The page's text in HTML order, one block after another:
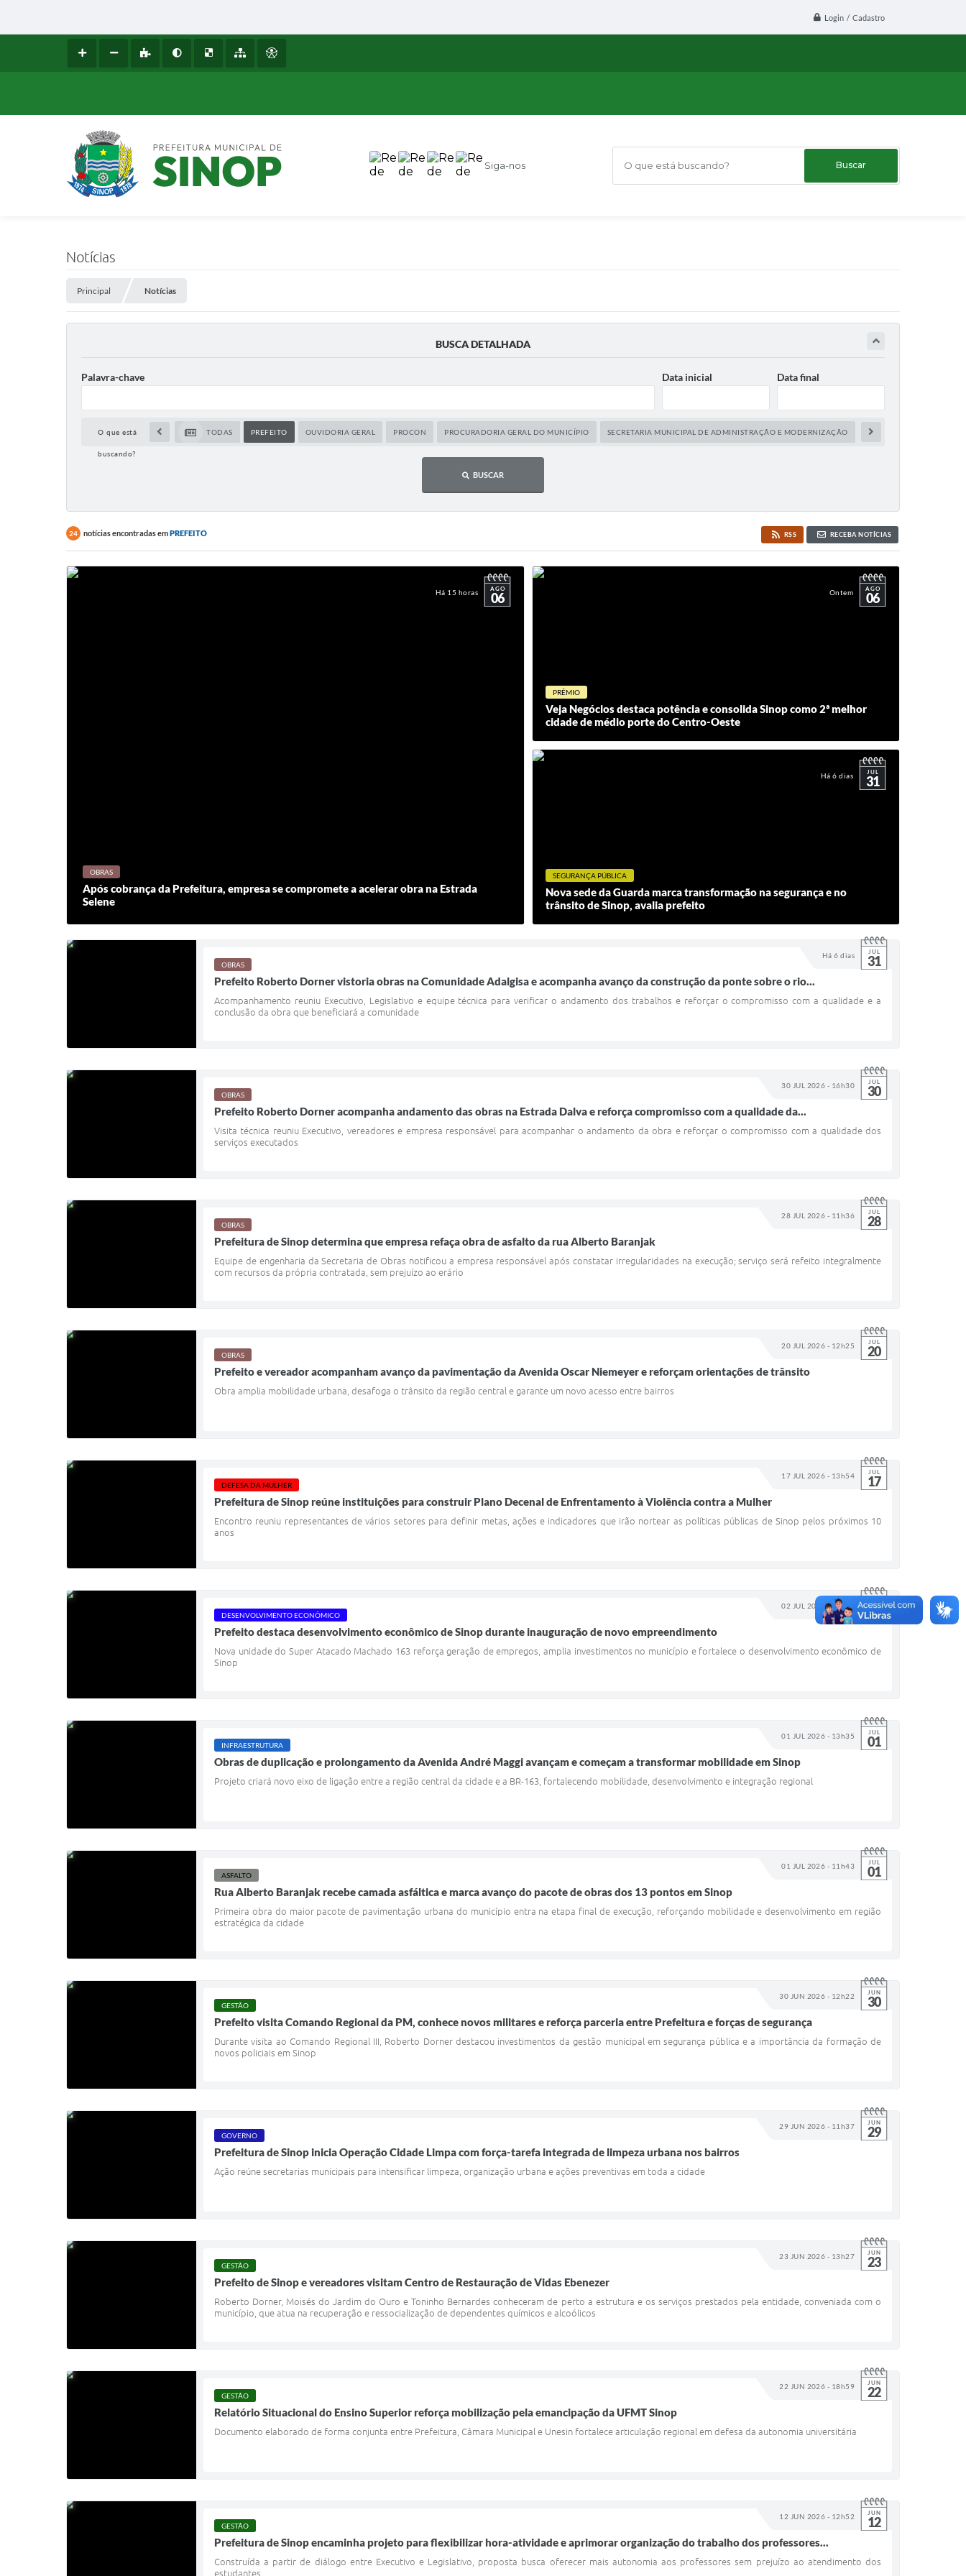
Login / Cadastro
Siga-nos O que está buscando?
Notícias
Principal Notícias
BUSCA DETALHADA
Palavra-chave Data inicial Data final
O que está
buscando?
TODAS PREFEITO OUVIDORIA GERAL PROCON PROCURADORIA GERAL DO MUNICÍPIO SECRETARIA MUNICIPAL DE ADMINISTRAÇÃO E MODERNIZAÇÃO SECRETARIA MUNICIPAL
BUSCAR
24 notícias encontradas emPREFEITO RSS RECEBA NOTÍCIAS
Há 15 horas AGO
06
OBRAS
Após cobrança da Prefeitura, empresa se compromete a acelerar obra na Estrada
Selene
Ontem AGO
06
PRÊMIO
Veja Negócios destaca potência e consolida Sinop como 2ª melhor
cidade de médio porte do Centro-Oeste
Há 6 dias JUL
31
SEGURANÇA PÚBLICA
Nova sede da Guarda marca transformação na segurança e no
trânsito de Sinop, avalia prefeito
Há 6 dias JUL
31
OBRAS
Prefeito Roberto Dorner vistoria obras na Comunidade Adalgisa e acompanha avanço da construção da ponte sobre o rio...
Acompanhamento reuniu Executivo, Legislativo e equipe técnica para verificar o andamento dos trabalhos e reforçar o compromisso com a qualidade e a
conclusão da obra que beneficiará a comunidade
30 JUL 2026 - 16h30 JUL
30
OBRAS
Prefeito Roberto Dorner acompanha andamento das obras na Estrada Dalva e reforça compromisso com a qualidade da...
Visita técnica reuniu Executivo, vereadores e empresa responsável para acompanhar o andamento da obra e reforçar o compromisso com a qualidade dos
serviços executados
28 JUL 2026 - 11h36 JUL
28
OBRAS
Prefeitura de Sinop determina que empresa refaça obra de asfalto da rua Alberto Baranjak
Equipe de engenharia da Secretaria de Obras notificou a empresa responsável após constatar irregularidades na execução; serviço será refeito integralmente
com recursos da própria contratada, sem prejuízo ao erário
20 JUL 2026 - 12h25 JUL
20
OBRAS
Prefeito e vereador acompanham avanço da pavimentação da Avenida Oscar Niemeyer e reforçam orientações de trânsito
Obra amplia mobilidade urbana, desafoga o trânsito da região central e garante um novo acesso entre bairros
17 JUL 2026 - 13h54 JUL
17
DEFESA DA MULHER
Prefeitura de Sinop reúne instituições para construir Plano Decenal de Enfrentamento à Violência contra a Mulher
Encontro reuniu representantes de vários setores para definir metas, ações e indicadores que irão nortear as políticas públicas de Sinop pelos próximos 10
anos
02 JUL 2026 - 14h13 JUL
02
DESENVOLVIMENTO ECONÔMICO
Prefeito destaca desenvolvimento econômico de Sinop durante inauguração de novo empreendimento
Nova unidade do Super Atacado Machado 163 reforça geração de empregos, amplia investimentos no município e fortalece o desenvolvimento econômico de
Sinop
01 JUL 2026 - 13h35 JUL
01
INFRAESTRUTURA
Obras de duplicação e prolongamento da Avenida André Maggi avançam e começam a transformar mobilidade em Sinop
Projeto criará novo eixo de ligação entre a região central da cidade e a BR-163, fortalecendo mobilidade, desenvolvimento e integração regional
01 JUL 2026 - 11h43 JUL
01
ASFALTO
Rua Alberto Baranjak recebe camada asfáltica e marca avanço do pacote de obras dos 13 pontos em Sinop
Primeira obra do maior pacote de pavimentação urbana do município entra na etapa final de execução, reforçando mobilidade e desenvolvimento em região
estratégica da cidade
30 JUN 2026 - 12h22 JUN
30
GESTÃO
Prefeito visita Comando Regional da PM, conhece novos militares e reforça parceria entre Prefeitura e forças de segurança
Durante visita ao Comando Regional III, Roberto Dorner destacou investimentos da gestão municipal em segurança pública e a importância da formação de
novos policiais em Sinop
29 JUN 2026 - 11h37 JUN
29
GOVERNO
Prefeitura de Sinop inicia Operação Cidade Limpa com força-tarefa integrada de limpeza urbana nos bairros
Ação reúne secretarias municipais para intensificar limpeza, organização urbana e ações preventivas em toda a cidade
23 JUN 2026 - 13h27 JUN
23
GESTÃO
Prefeito de Sinop e vereadores visitam Centro de Restauração de Vidas Ebenezer
Roberto Dorner, Moisés do Jardim do Ouro e Toninho Bernardes conheceram de perto a estrutura e os serviços prestados pela entidade, conveniada com o
município, que atua na recuperação e ressocialização de dependentes químicos e alcoólicos
22 JUN 2026 - 18h59 JUN
22
GESTÃO
Relatório Situacional do Ensino Superior reforça mobilização pela emancipação da UFMT Sinop
Documento elaborado de forma conjunta entre Prefeitura, Câmara Municipal e Unesin fortalece articulação regional em defesa da autonomia universitária
12 JUN 2026 - 12h52 JUN
12
GESTÃO
Prefeitura de Sinop encaminha projeto para flexibilizar hora-atividade e aprimorar organização do trabalho dos professores...
Construída a partir de diálogo entre Executivo e Legislativo, proposta busca oferecer mais autonomia aos professores sem prejuízo ao atendimento dos
estudantes